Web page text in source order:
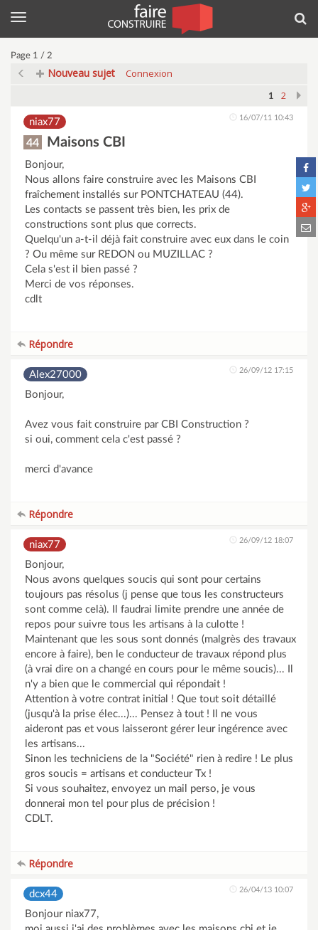
Menu
Page 1 / 2
Nouveau sujet Connexion
1 2
niax77 16/07/11 10:43
44 Maisons CBI
Bonjour,
Nous allons faire construire avec les Maisons CBI
fraîchement installés sur PONTCHATEAU (44).
Les contacts se passent très bien, les prix de
constructions sont plus que corrects.
Quelqu'un a-t-il déjà fait construire avec eux dans le coin
? Ou même sur REDON ou MUZILLAC ?
Cela s'est il bien passé ?
Merci de vos réponses.
cdlt
Répondre
Alex27000 26/09/12 17:15
Bonjour,
Avez vous fait construire par CBI Construction ?
si oui, comment cela c'est passé ?
merci d'avance
Répondre
niax77 26/09/12 18:07
Bonjour,
Nous avons quelques soucis qui sont pour certains
toujours pas résolus (j pense que tous les constructeurs
sont comme celà). Il faudrai limite prendre une année de
repos pour suivre tous les artisans à la culotte !
Maintenant que les sous sont donnés (malgrès des travaux
encore à faire), ben le conducteur de travaux répond plus
(à vrai dire on a changé en cours pour le même soucis)... Il
n'y a bien que le commercial qui répondait !
Attention à votre contrat initial ! Que tout soit détaillé
(jusqu'à la prise élec...)... Pensez à tout ! Il ne vous
aideront pas et vous laisseront gérer leur ingérence avec
les artisans...
Sinon les techniciens de la "Société" rien à redire ! Le plus
gros soucis = artisans et conducteur Tx !
Si vous souhaitez, envoyez un mail perso, je vous
donnerai mon tel pour plus de précision !
CDLT.
Répondre
dcx44 26/04/13 10:07
Bonjour niax77,